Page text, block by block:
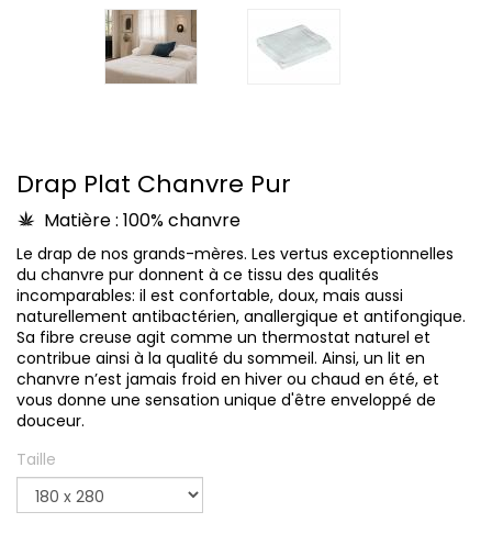
Drap Plat Chanvre Pur
Matière : 100% chanvre
Le drap de nos grands-mères. Les vertus exceptionnelles
du chanvre pur donnent à ce tissu des qualités
incomparables: il est confortable, doux, mais aussi
naturellement antibactérien, anallergique et antifongique.
Sa fibre creuse agit comme un thermostat naturel et
contribue ainsi à la qualité du sommeil. Ainsi, un lit en
chanvre n’est jamais froid en hiver ou chaud en été, et
vous donne une sensation unique d'être enveloppé de
douceur.
Taille